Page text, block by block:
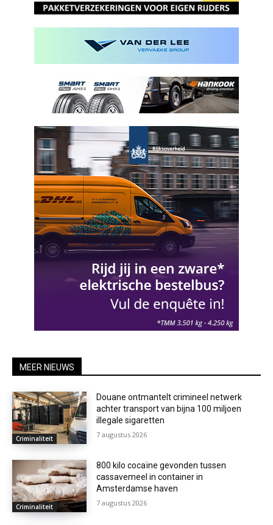
MEER NIEUWS
Criminaliteit
Douane ontmantelt crimineel netwerk
achter transport van bijna 100 miljoen
illegale sigaretten
7 augustus 2026
Criminaliteit
800 kilo cocaïne gevonden tussen
cassavemeel in container in
Amsterdamse haven
7 augustus 2026